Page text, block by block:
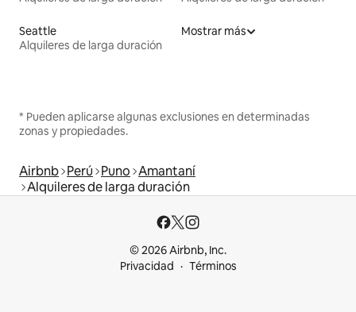
Seattle
Alquileres de larga duración
Mostrar más
* Pueden aplicarse algunas exclusiones en determinadas
zonas y propiedades.
Airbnb Perú Puno Amantaní
Alquileres de larga duración
© 2026 Airbnb, Inc.
Privacidad
Términos